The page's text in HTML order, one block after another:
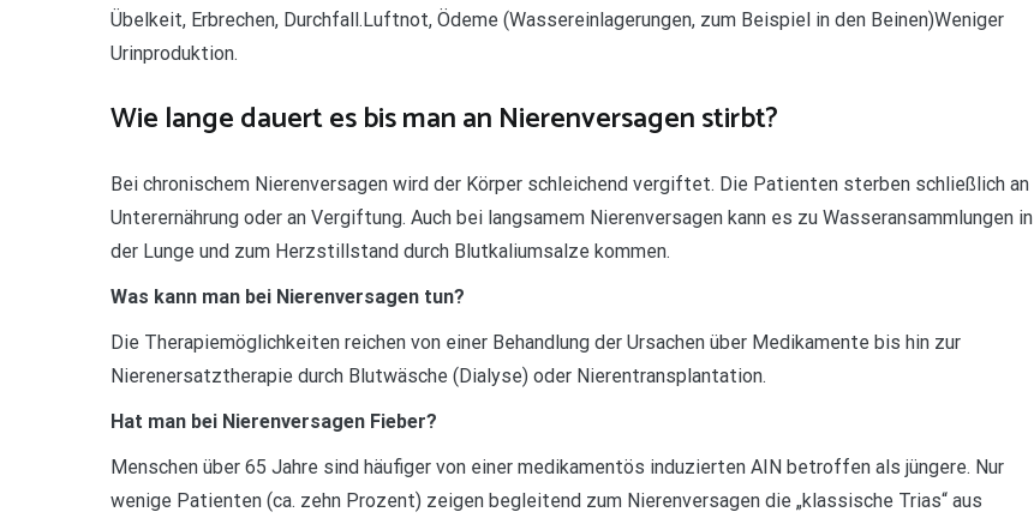
Übelkeit, Erbrechen, Durchfall.Luftnot, Ödeme (Wassereinlagerungen, zum Beispiel in den Beinen)Weniger
Urinproduktion.
Wie lange dauert es bis man an Nierenversagen stirbt?
Bei chronischem Nierenversagen wird der Körper schleichend vergiftet. Die Patienten sterben schließlich an
Unterernährung oder an Vergiftung. Auch bei langsamem Nierenversagen kann es zu Wasseransammlungen in
der Lunge und zum Herzstillstand durch Blutkaliumsalze kommen.
Was kann man bei Nierenversagen tun?
Die Therapiemöglichkeiten reichen von einer Behandlung der Ursachen über Medikamente bis hin zur
Nierenersatztherapie durch Blutwäsche (Dialyse) oder Nierentransplantation.
Hat man bei Nierenversagen Fieber?
Menschen über 65 Jahre sind häufiger von einer medikamentös induzierten AIN betroffen als jüngere. Nur
wenige Patienten (ca. zehn Prozent) zeigen begleitend zum Nierenversagen die „klassische Trias“ aus